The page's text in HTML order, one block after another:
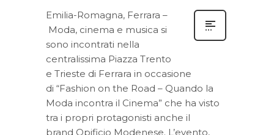
Emilia-Romagna, Ferrara –
Moda, cinema e musica si
sono incontrati nella
centralissima Piazza Trento
e Trieste di Ferrara in occasione
di “Fashion on the Road – Quando la
Moda incontra il Cinema” che ha visto
tra i propri protagonisti anche il
brand Opificio Modenese. L’evento,